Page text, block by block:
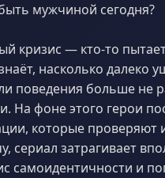
мужчиной сегодня?
кризис — кто-то
насколько далеко
поведения больше не
фоне этого герои
которые проверяют
сериал затрагивает
самоидентичности и